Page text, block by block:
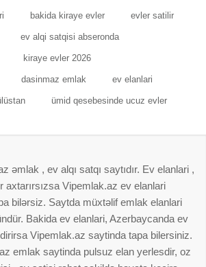
bakida kiraye evler evler satilir
ev alqi satqisi abseronda
kiraye evler 2026
dasinmaz emlak ev elanlari
ümid qesebesinde ucuz evler
əmlak , ev alqı satqı saytıdır. Ev elanlari ,
Vipemlak.az ev elanlari
bilərsiz. Saytda müxtəlif emlak elanlari
Bakida ev elanlari, Azerbaycanda ev
Vipemlak.az saytinda tapa bilersiniz.
emlak saytinda pulsuz elan yerlesdir, oz